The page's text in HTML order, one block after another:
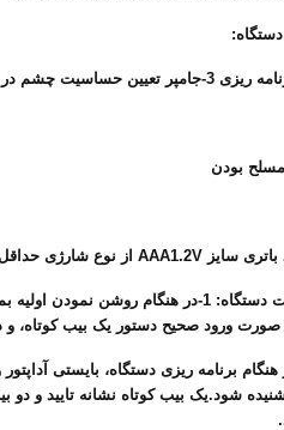
صورت ورود صحیح دستور یک بیب کوتاه، و
برنامه ریزی دستگاه، بایستی
شنیده شود.یک بیب کوتاه نشانه تایید و